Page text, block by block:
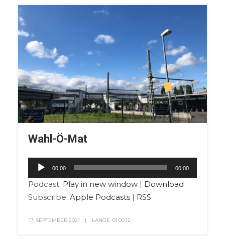
Wahl-Ö-Mat
Audio-
Player
00:00 00:00
Podcast: Play in new window| Download
Subscribe: Apple Podcasts| RSS
17. SEPTEMBER 2021 LÄNGE: 01:00:12